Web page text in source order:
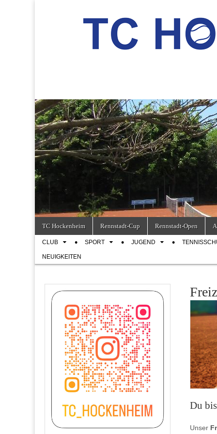
TC Hockenheim
Main
menu
content
TC Hockenheim Rennstadt-Cup Rennstadt-Open
SubCLUB SPORT JUGEND
NEUIGKEITEN
Du
Unser